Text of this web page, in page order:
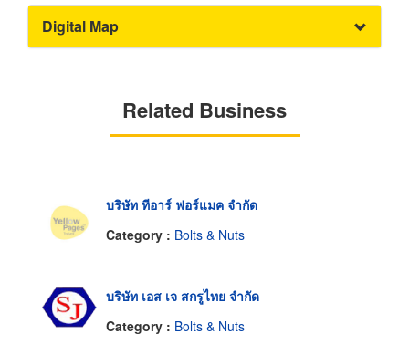
Digital Map
Related Business
บริษัท ทีอาร์ ฟอร์แมค จำกัด
Category : Bolts & Nuts
บริษัท เอส เจ สกรูไทย จำกัด
Category : Bolts & Nuts